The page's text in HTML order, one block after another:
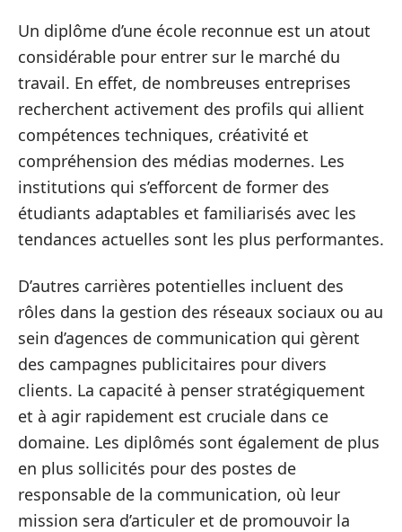
Un diplôme d’une école reconnue est un atout
considérable pour entrer sur le marché du
travail. En effet, de nombreuses entreprises
recherchent activement des profils qui allient
compétences techniques, créativité et
compréhension des médias modernes. Les
institutions qui s’efforcent de former des
étudiants adaptables et familiarisés avec les
tendances actuelles sont les plus performantes.
D’autres carrières potentielles incluent des
rôles dans la gestion des réseaux sociaux ou au
sein d’agences de communication qui gèrent
des campagnes publicitaires pour divers
clients. La capacité à penser stratégiquement
et à agir rapidement est cruciale dans ce
domaine. Les diplômés sont également de plus
en plus sollicités pour des postes de
responsable de la communication, où leur
mission sera d’articuler et de promouvoir la